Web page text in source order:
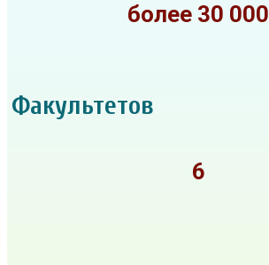
более 30 000
Факультетов
6